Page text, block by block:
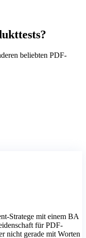
beliebten PDF-
Stratege mit einem BA
für PDF-
nicht gerade mit Worten